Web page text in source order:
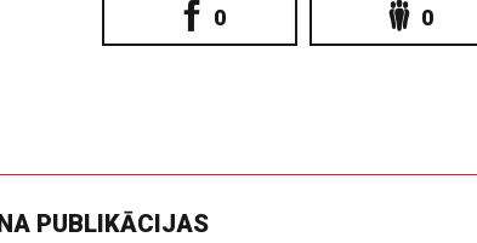
0 0
PUBLIKĀCIJAS